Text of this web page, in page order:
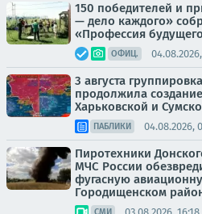
150 победителей и
— дело каждого»
«Профессия
ОФИЦ.
3 августа
продолжила
Харьковской и
ПАБЛИКИ 04.08.2026,
Пиротехники
МЧС России
фугасную
Городищенском
03.08.2026, 16:18